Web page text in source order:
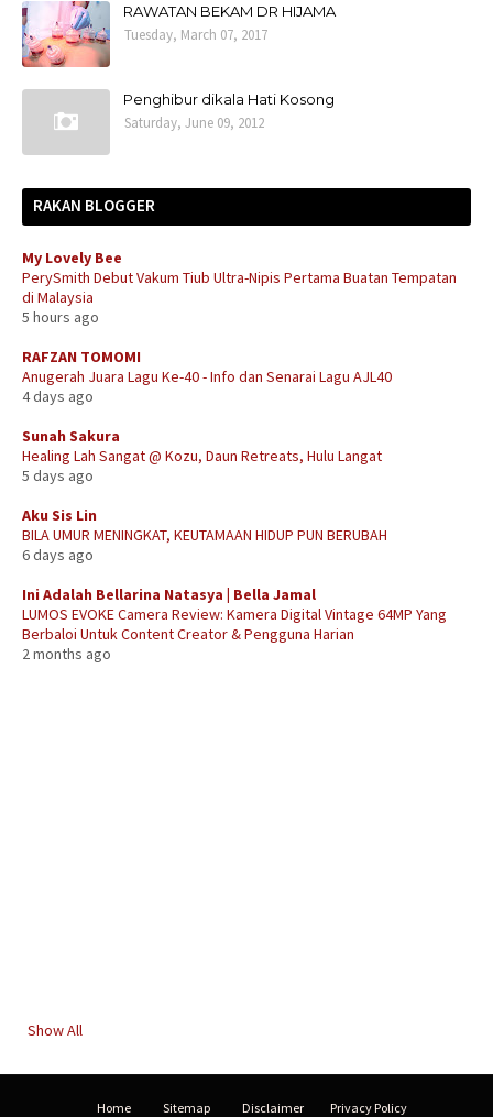
RAWATAN BEKAM DR HIJAMA
Tuesday, March 07, 2017
Penghibur dikala Hati Kosong
Saturday, June 09, 2012
RAKAN BLOGGER
My Lovely Bee
PerySmith Debut Vakum Tiub Ultra-Nipis Pertama Buatan Tempatan
di Malaysia
5 hours ago
RAFZAN TOMOMI
Anugerah Juara Lagu Ke-40 - Info dan Senarai Lagu AJL40
4 days ago
Sunah Sakura
Healing Lah Sangat @ Kozu, Daun Retreats, Hulu Langat
5 days ago
Aku Sis Lin
BILA UMUR MENINGKAT, KEUTAMAAN HIDUP PUN BERUBAH
6 days ago
Ini Adalah Bellarina Natasya | Bella Jamal
LUMOS EVOKE Camera Review: Kamera Digital Vintage 64MP Yang
Berbaloi Untuk Content Creator & Pengguna Harian
2 months ago
Show All
Home Sitemap Disclaimer Privacy Policy